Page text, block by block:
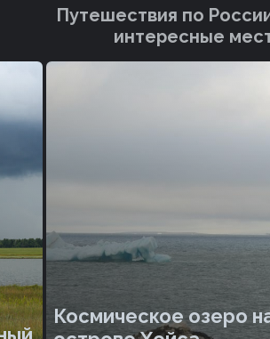
Путешествия по
интересные
Космическое озеро